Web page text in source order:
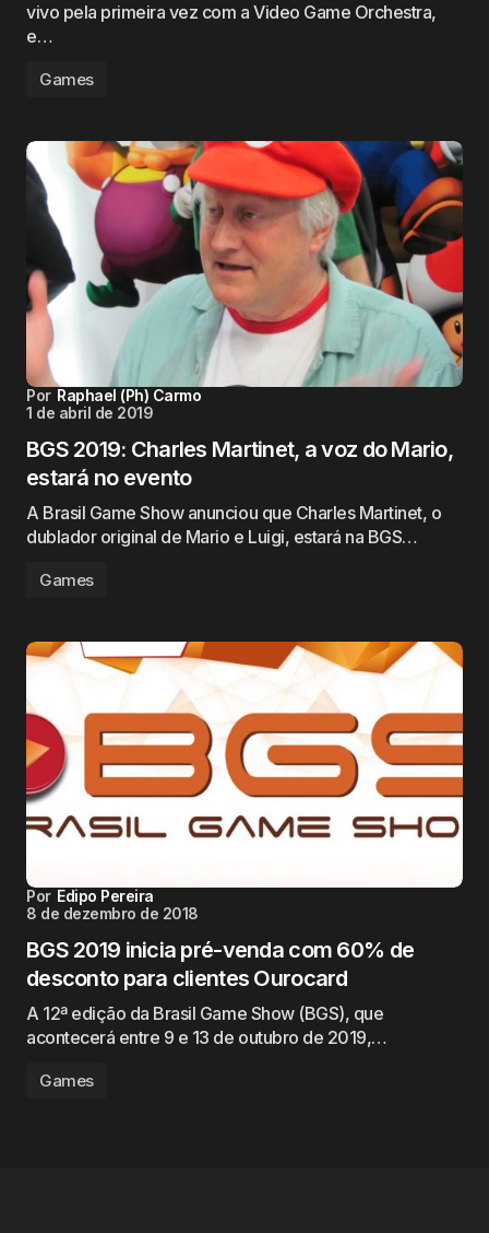
vivo pela primeira vez com a Video Game Orchestra,
e…
Games
Por Raphael (Ph) Carmo
1 de abril de 2019
BGS 2019: Charles Martinet, a voz do Mario,
estará no evento
A Brasil Game Show anunciou que Charles Martinet, o
dublador original de Mario e Luigi, estará na BGS…
Games
Por Edipo Pereira
8 de dezembro de 2018
BGS 2019 inicia pré-venda com 60% de
desconto para clientes Ourocard
A 12ª edição da Brasil Game Show (BGS), que
acontecerá entre 9 e 13 de outubro de 2019,…
Games